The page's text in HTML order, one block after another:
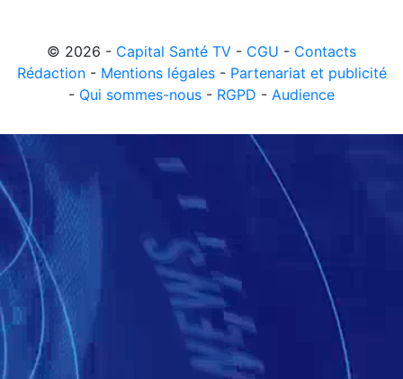
© 2026 - Capital Santé TV - CGU - Contacts
Rédaction- Mentions légales- Partenariat et publicité
- Qui sommes-nous - RGPD - Audience